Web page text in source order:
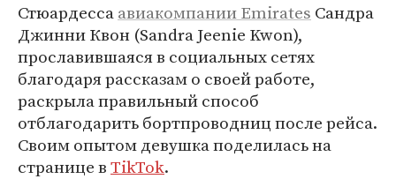
Стюардессаавиакомпании Emirates Cандра
Джинни Квон (Sandra Jeenie Kwon),
прославившаяся в социальных сетях
благодаря рассказам о своей работе,
раскрыла правильный способ
отблагодарить бортпроводниц после рейса.
Своим опытом девушка поделилась на
странице вTikTok.